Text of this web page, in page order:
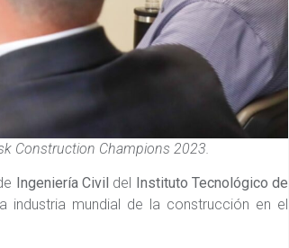
Construction Champions 2023.
Ingeniería Civil del
Instituto Tecnológico de
industria mundial de la construcción en el